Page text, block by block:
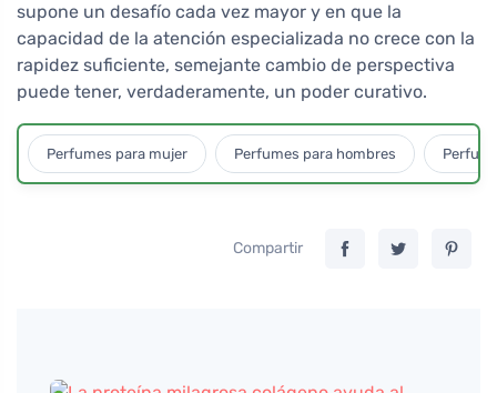
supone un desafío cada vez mayor y en que la
capacidad de la atención especializada no crece con la
rapidez suficiente, semejante cambio de perspectiva
puede tener, verdaderamente, un poder curativo.
Perfumes para mujer Perfumes para hombres
Compartir